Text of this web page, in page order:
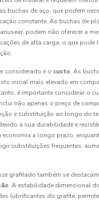
buchas de aço, que podem
constante. As buchas de
podem não oferecer a
de alta carga, o que pode
considerado é o custo. As
inicial mais elevado em
é importante considerar o
não apenas o preço de
e substituição ao longo do
à sua durabilidade e
economia a longo prazo,
substituições frequentes,
grafitado também se
. A estabilidade dimensional
lubrificantes do grafite,